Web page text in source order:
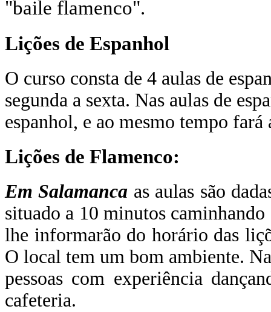
"baile flamenco".
Lições de Espanhol
O curso consta de 4 aulas de
segunda a sexta. Nas aulas de
espanhol, e ao mesmo tempo
Lições de Flamenco:
Em Salamanca as aulas são
situado a 10 minutos
lhe informarão do horário das
O local tem um bom ambiente.
pessoas com experiência
cafeteria.